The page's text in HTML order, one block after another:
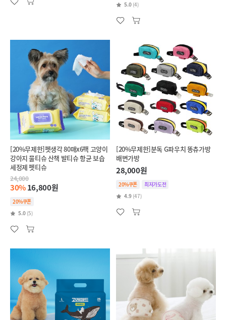
5.0 (4)
[20%무제한]펫생각 80매x6팩 고양이
강아지 물티슈 산책 발티슈 항균 보습
세정제 펫티슈
24,000
30%16,800원
20%쿠폰
5.0 (5)
[20%무제한]분독 G파우치 똥츄가방
배변가방
28,000원
20%쿠폰
최저가도전
4.9 (47)